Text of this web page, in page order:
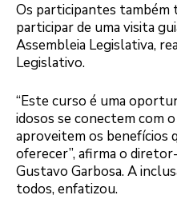
Os participantes também
participar de uma visita
Assembleia Legislativa,
Legislativo.
“Este curso é uma
idosos se conectem com
aproveitem os benefícios
oferecer”, afirma o
Gustavo Garbosa. A
todos, enfatizou.